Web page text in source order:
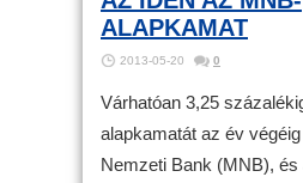
ALAPKAMAT
2013-05-20 0
Várhatóan 3,25
alapkamatát az év
Nemzeti Bank (MNB), és